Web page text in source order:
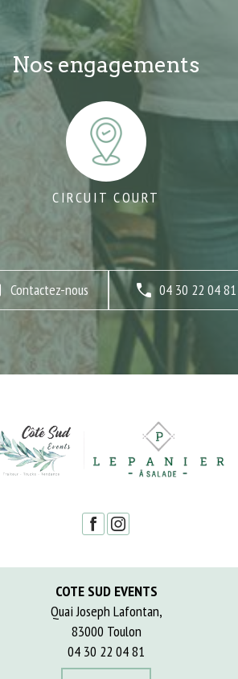
Nos engagements
CIRCUIT COURT
Contactez-nous 04 30 22 04 81
COTE SUD EVENTS
Quai Joseph Lafontan,
83000 Toulon
04 30 22 04 81